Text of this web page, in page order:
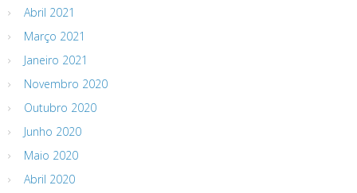
Abril 2021
Março 2021
Janeiro 2021
Novembro 2020
Outubro 2020
Junho 2020
Maio 2020
Abril 2020